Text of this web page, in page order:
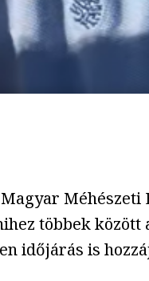
többek
időjárás is